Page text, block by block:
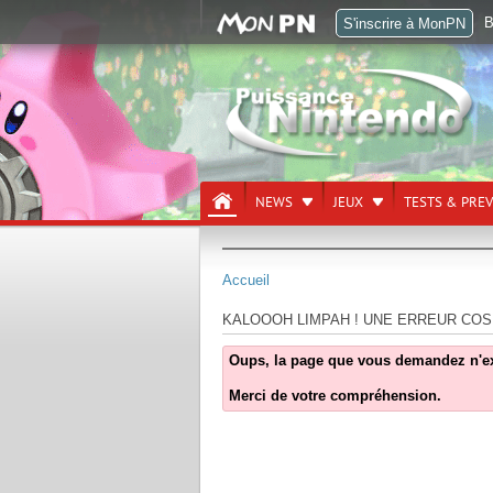
NEWS JEUX TESTS &
Accueil
KALOOOH LIMPAH ! UNE ERREUR
Oups, la page que vous demandez
Merci de votre compréhension.
S'inscrire à MonPN